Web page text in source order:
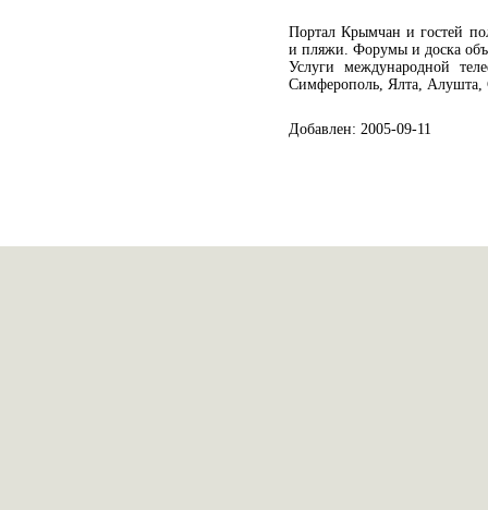
Портал Крымчан и гостей
и пляжи. Форумы и доска
Услуги международной
Симферополь, Ялта, Алушта,
Добавлен: 2005-09-11